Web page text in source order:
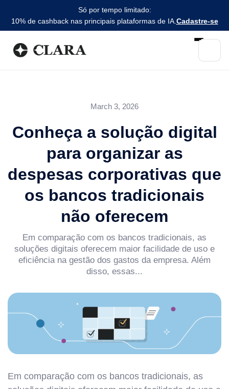
Só por tempo limitado:
10% de cashback nas principais plataformas de IA. Cadastre-se
March 3, 2026
Conheça a solução digital
para organizar as
despesas corporativas que
os bancos tradicionais
não oferecem
Em comparação com os bancos tradicionais, as
soluções digitais oferecem maior facilidade de uso e
eficiência na gestão dos gastos da empresa. Além
disso, essas...
Em comparação com os bancos tradicionais, as